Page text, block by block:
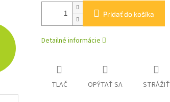
Pridať do košíka
Detailné informácie
TLAČ OPÝTAŤ SA STRÁŽIŤ